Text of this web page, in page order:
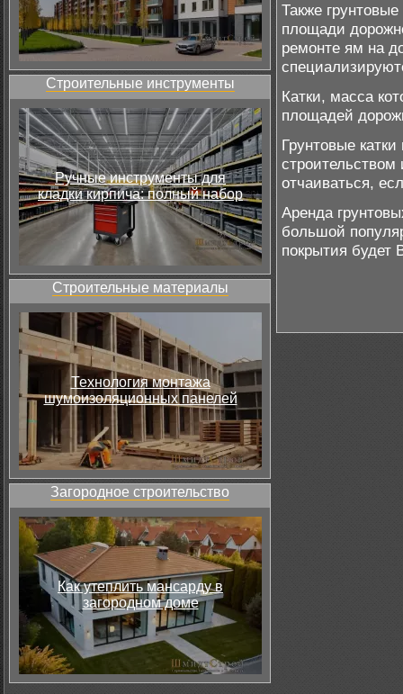
Строительные инструменты
Ручные инструменты для
кладки кирпича: полный набор
Строительные материалы
Технология монтажа
шумоизоляционных панелей
Загородное строительство
Как утеплить мансарду в
загородном доме
Также
площади
ремонте ям на
Катки, масса
площадей
Грунтовые
отчаиваться,
Аренда
большой
покрытия